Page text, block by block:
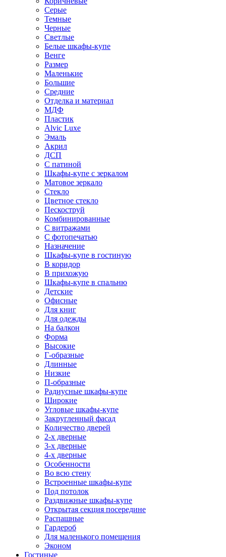
Серые
Темные
Черные
Светлые
Белые шкафы-купе
Венге
Размер
Маленькие
Большие
Средние
Отделка и материал
МДФ
Пластик
Alvic Luxe
Эмаль
Акрил
ДСП
С патиной
Шкафы-купе с зеркалом
Матовое зеркало
Стекло
Цветное стекло
Пескоструй
Комбинированные
С витражами
С фотопечатью
Назначение
Шкафы-купе в гостиную
В коридор
В прихожую
Шкафы-купе в спальню
Детские
Офисные
Для книг
Для одежды
На балкон
Форма
Высокие
Г-образные
Длинные
Низкие
П-образные
Радиусные шкафы-купе
Широкие
Угловые шкафы-купе
Закругленный фасад
Количество дверей
2-х дверные
3-х дверные
4-х дверные
Особенности
Во всю стену
Встроенные шкафы-купе
Под потолок
Раздвижные шкафы-купе
Открытая секция посередине
Распашные
Гардероб
Для маленького помещения
Эконом
Гостиные